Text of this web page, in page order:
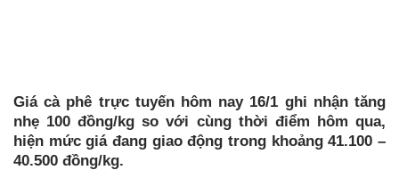
Giá cà phê trực tuyến hôm nay 16/1 ghi nhận tăng
nhẹ 100 đồng/kg so với cùng thời điểm hôm qua,
hiện mức giá đang giao động trong khoảng 41.100 –
40.500 đồng/kg.